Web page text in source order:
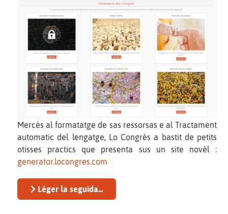
Mercés al formatatge de sas ressorsas e al Tractament
automatic del lengatge, Lo Congrès a bastit de petits
otisses practics que presenta sus un site novèl :
generator.locongres.com
Léger la seguida...